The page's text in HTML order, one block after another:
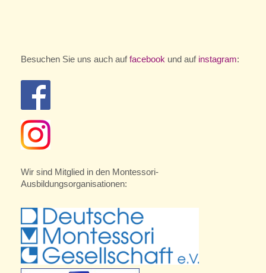
Besuchen Sie uns auch auffacebook und auf instagram:
Wir sind Mitglied in den Montessori-
Ausbildungsorganisationen: